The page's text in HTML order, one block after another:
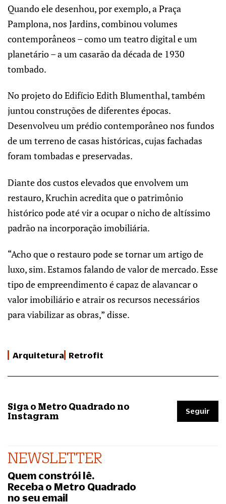
Quando ele desenhou, por exemplo, a Praça
Pamplona, nos Jardins, combinou volumes
contemporâneos – como um teatro digital e um
planetário – a um casarão da década de 1930
tombado.
No projeto do Edifício Edith Blumenthal, também
juntou construções de diferentes épocas.
Desenvolveu um prédio contemporâneo nos fundos
de um terreno de casas históricas, cujas fachadas
foram tombadas e preservadas.
Diante dos custos elevados que envolvem um
restauro, Kruchin acredita que o patrimônio
histórico pode até vir a ocupar o nicho de altíssimo
padrão na incorporação imobiliária.
“Acho que o restauro pode se tornar um artigo de
luxo, sim. Estamos falando de valor de mercado. Esse
tipo de empreendimento é capaz de alavancar o
valor imobiliário e atrair os recursos necessários
para viabilizar as obras,” disse.
Arquitetura Retrofit
Siga o Metro Quadrado no
Instagram
Seguir
NEWSLETTER
Quem constrói lê.
Receba o Metro Quadrado
no seu email